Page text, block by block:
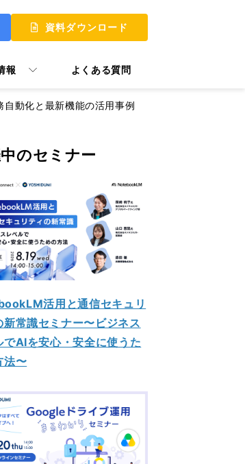
資料ダウンロード
報 よくある質問
動化と最新機能の活用事例
のセミナー
活用と通信セキュリ
新常識セミナー〜ビジネス
でAIを安心・安全に使うた
法〜